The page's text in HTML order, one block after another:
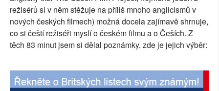
režisérů si v něm stěžuje na příliš mnoho anglicismů v
nových českých filmech) možná docela zajímavě shrnuje,
co si čeští režiséři myslí o českém filmu a o Češích. Z
těch 83 minut jsem si dělal poznámky, zde je jejich výběr: